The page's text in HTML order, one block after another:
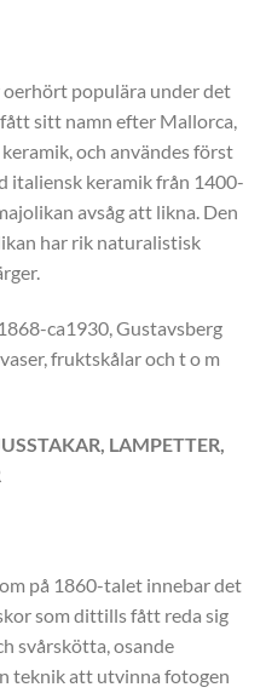
oerhört populära under det
sitt namn efter Mallorca,
och användes först
italiensk keramik från 1400-
avsåg att likna. Den
har rik naturalistisk
ca1930, Gustavsberg
fruktskålar och t o m
LAMPETTER,
på 1860-talet innebar det
som dittills fått reda sig
svårskötta, osande
teknik att utvinna fotogen